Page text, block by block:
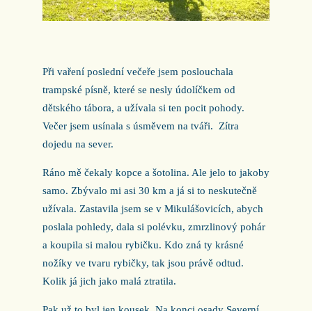
Při vaření poslední večeře jsem poslouchala
trampské písně, které se nesly údolíčkem od
dětského tábora, a užívala si ten pocit pohody.
Večer jsem usínala s úsměvem na tváři. Zítra
dojedu na sever.
Ráno mě čekaly kopce a šotolina. Ale jelo to jakoby
samo. Zbývalo mi asi 30 km a já si to neskutečně
užívala. Zastavila jsem se v Mikulášovicích, abych
poslala pohledy, dala si polévku, zmrzlinový pohár
a koupila si malou rybičku. Kdo zná ty krásné
nožíky ve tvaru rybičky, tak jsou právě odtud.
Kolik já jich jako malá ztratila.